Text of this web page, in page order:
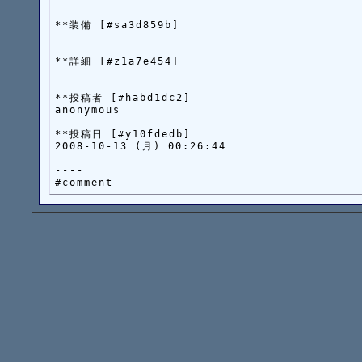
**装備 [#sa3d859b]
**詳細 [#z1a7e454]
**投稿者 [#habd1dc2]
anonymous
**投稿日 [#y10fdedb]
2008-10-13 (月) 00:26:44
----